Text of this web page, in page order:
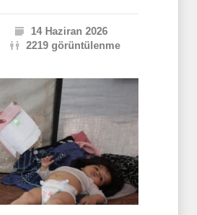
14 Haziran 2026
2219 görüntülenme